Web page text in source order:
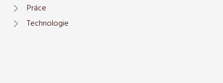
Práce
Technologie